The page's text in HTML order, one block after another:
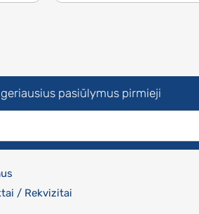
pasiūlymus pirmieji
/ Rekvizitai